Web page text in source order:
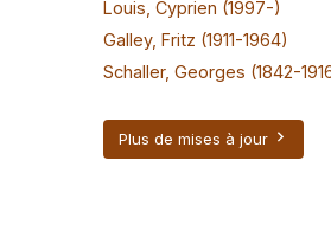
Louis, Cyprien (1997-)
Galley, Fritz (1911-1964)
Schaller, Georges (1842-
Plus de mises à jour